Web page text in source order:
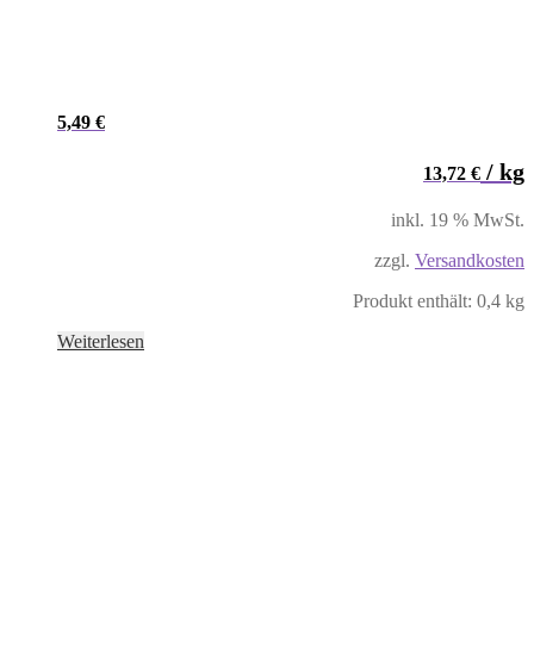
5,49 €
13,72 € / kg
inkl. 19 % MwSt.
zzgl. Versandkosten
Produkt enthält: 0,4 kg
Weiterlesen